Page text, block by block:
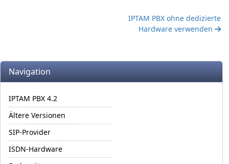
IPTAM PBX ohne dedizierte
Hardware verwenden
More content and functionality (left side)
Navigation
IPTAM PBX 4.2
Ältere Versionen
SIP-Provider
ISDN-Hardware